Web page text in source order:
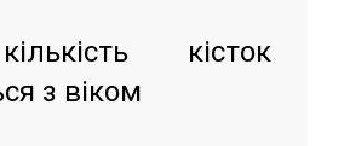
кісток
з віком